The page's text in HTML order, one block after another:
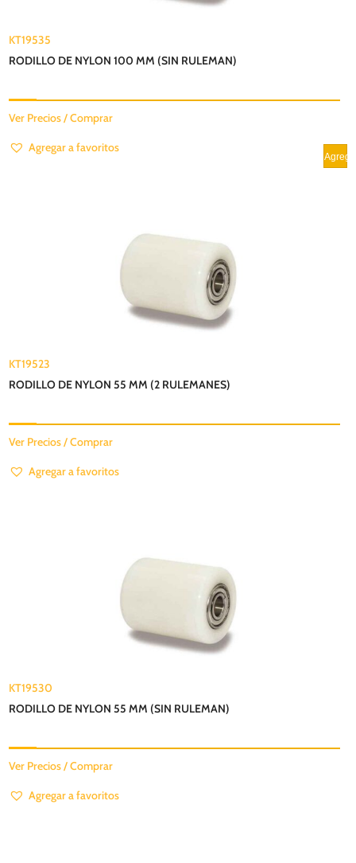
KT19535
RODILLO DE NYLON 100 MM (SIN RULEMAN)
Ver Precios / Comprar
Agregar a favoritos
KT19523
RODILLO DE NYLON 55 MM (2 RULEMANES)
Ver Precios / Comprar
Agregar a favoritos
KT19530
RODILLO DE NYLON 55 MM (SIN RULEMAN)
Ver Precios / Comprar
Agregar a favoritos